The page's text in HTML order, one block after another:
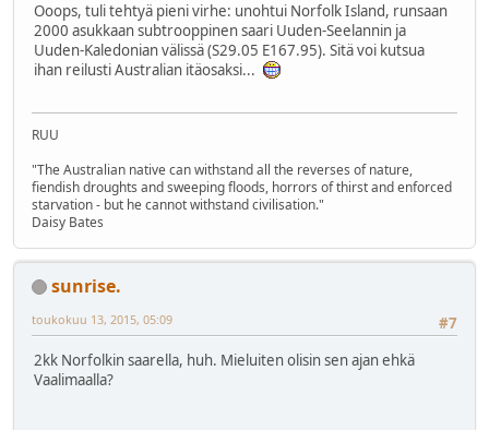
Ooops, tuli tehtyä pieni virhe: unohtui Norfolk Island, runsaan
2000 asukkaan subtrooppinen saari Uuden-Seelannin ja
Uuden-Kaledonian välissä (S29.05 E167.95). Sitä voi kutsua
ihan reilusti Australian itäosaksi...
RUU
"The Australian native can withstand all the reverses of nature,
fiendish droughts and sweeping floods, horrors of thirst and enforced
starvation - but he cannot withstand civilisation."
Daisy Bates
sunrise.
#7
toukokuu 13, 2015, 05:09
2kk Norfolkin saarella, huh. Mieluiten olisin sen ajan ehkä
Vaalimaalla?